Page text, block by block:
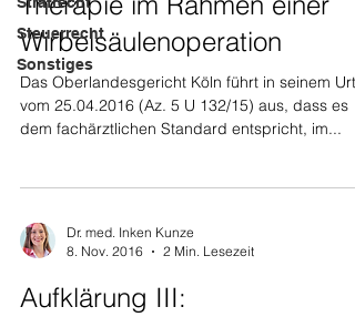
Steuerrecht
Sonstiges
Wirbelsäulenoperation
Das Oberlandesgericht Köln führt in seinem
vom 25.04.2016 (Az. 5 U 132/15) aus, dass es
dem fachärztlichen Standard entspricht, im...
Dr. med. Inken Kunze
8. Nov. 2016
2 Min. Lesezeit
Aufklärung III: